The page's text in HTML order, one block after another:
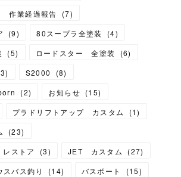
作業経過報告
(7)
(9) 80スープラ全塗装 (4)
(5) ロードスター 全塗装 (6)
) S2000 (8)
(2) お知らせ (15)
プラドリフトアップ カスタム (1)
(23)
ストア
(3) JET カスタム (27)
バス釣り
(14) バスボート (15)